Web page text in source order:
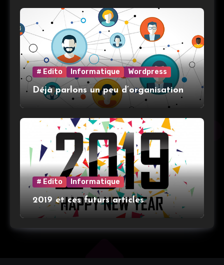
# Edito Informatique Wordpress
Déjà parlons un peu d’organisation
# Edito Informatique
2019 et ces futurs articles